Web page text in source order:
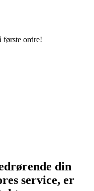
første ordre!
din
service, er